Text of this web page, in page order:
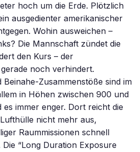
hoch um die Erde. Plötzlich
ausgedienter amerikanischer
Wohin ausweichen –
Die Mannschaft zündet die
den Kurs – der
noch verhindert.
Beinahe-Zusammenstöße sind im
in Höhen zwischen 900 und
es immer enger. Dort reicht die
nicht mehr aus,
Raummissionen schnell
“Long Duration Exposure